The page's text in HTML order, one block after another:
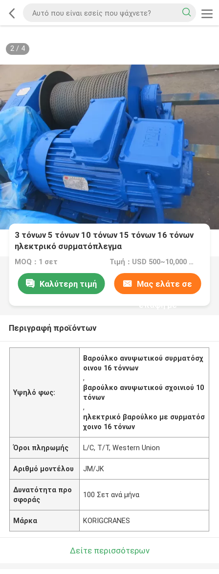
2/ 4
3 τόνων 5 τόνων 10 τόνων 15 τόνων 16 τόνων
ηλεκτρικό συρματόπλεγμα
MOQ：1 σετ Τιμή：USD 500~10,000 /SET
Καλύτερη τιμή Μας ελάτε σε
επαφή με
Περιγραφή προϊόντων
Υψηλό φως:
Βαρούλκο ανυψωτικού συρματόσχ
οινου 16 τόννων
,
βαρούλκο ανυψωτικού σχοινιού 10
τόνων
,
ηλεκτρικό βαρούλκο με συρματόσ
χοινο 16 τόνων
Όροι πληρωμής L/C, T/T, Western Union
Αριθμό μοντέλου JM/JK
Δυνατότητα προ
σφοράς
100 Σετ ανά μήνα
Μάρκα KORIGCRANES
Δείτε περισσότερων